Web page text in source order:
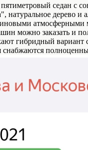
седан с
натуральное дерево и
атмосферными
можно заказать и
гибридный вариант
снабжаются